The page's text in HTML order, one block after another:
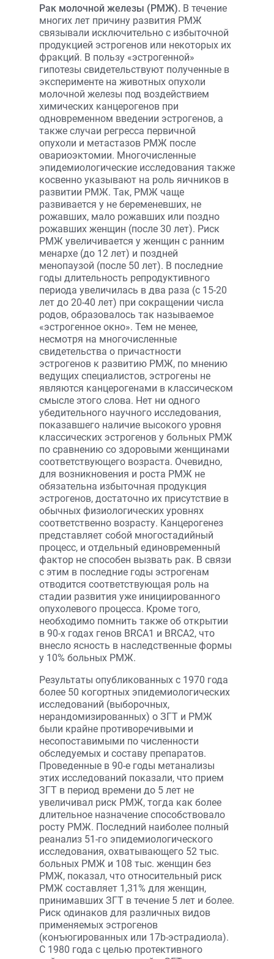
Рак молочной железы (РМЖ). В течение
многих лет причину развития РМЖ
связывали исключительно с избыточной
продукцией эстрогенов или некоторых их
фракций. В пользу «эстрогенной»
гипотезы свидетельствуют полученные в
эксперименте на животных опухоли
молочной железы под воздействием
химических канцерогенов при
одновременном введении эстрогенов, а
также случаи регресса первичной
опухоли и метастазов РМЖ после
овариоэктомии. Многочисленные
эпидемиологические исследования также
косвенно указывают на роль яичников в
развитии РМЖ. Так, РМЖ чаще
развивается у не беременевших, не
рожавших, мало рожавших или поздно
рожавших женщин (после 30 лет). Риск
РМЖ увеличивается у женщин с ранним
менархе (до 12 лет) и поздней
менопаузой (после 50 лет). В последние
годы длительность репродуктивного
периода увеличилась в два раза (с 15-20
лет до 20-40 лет) при сокращении числа
родов, образовалось так называемое
«эстрогенное окно». Тем не менее,
несмотря на многочисленные
свидетельства о причастности
эстрогенов к развитию РМЖ, по мнению
ведущих специалистов, эстрогены не
являются канцерогенами в классическом
смысле этого слова. Нет ни одного
убедительного научного исследования,
показавшего наличие высокого уровня
классических эстрогенов у больных РМЖ
по сравнению со здоровыми женщинами
соответствующего возраста. Очевидно,
для возникновения и роста РМЖ не
обязательна избыточная продукция
эстрогенов, достаточно их присутствие в
обычных физиологических уровнях
соответственно возрасту. Канцерогенез
представляет собой многостадийный
процесс, и отдельный единовременный
фактор не способен вызвать рак. В связи
с этим в последние годы эстрогенам
отводится соответствующая роль на
стадии развития уже инициированного
опухолевого процесса. Кроме того,
необходимо помнить также об открытии
в 90-х годах генов BRCA1 и BRCA2, что
внесло ясность в наследственные формы
у 10% больных РМЖ.
Результаты опубликованных с 1970 года
более 50 когортных эпидемиологических
исследований (выборочных,
нерандомизированных) о ЗГТ и РМЖ
были крайне противоречивыми и
несопоставимыми по численности
обследуемых и составу препаратов.
Проведенные в 90-е годы метанализы
этих исследований показали, что прием
ЗГТ в период времени до 5 лет не
увеличивал риск РМЖ, тогда как более
длительное назначение способствовало
росту РМЖ. Последний наиболее полный
реанализ 51-го эпидемиологического
исследования, охватывающего 52 тыс.
больных РМЖ и 108 тыс. женщин без
РМЖ, показал, что относительный риск
РМЖ составляет 1,31% для женщин,
принимавших ЗГТ в течение 5 лет и более.
Риск одинаков для различных видов
применяемых эстрогенов
(конъюгированных или 17b-эстрадиола).
С 1980 года с целью протективного